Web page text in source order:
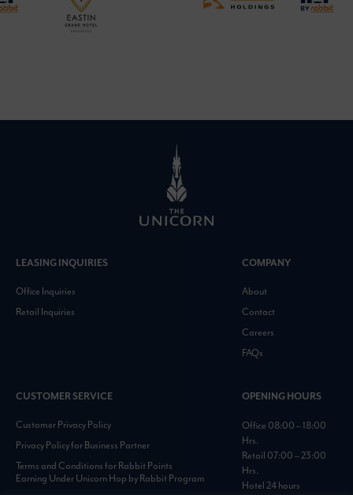
LEASING INQUIRIES
Office Inquiries
Retail Inquiries
COMPANY
About
Contact
Careers
FAQs
CUSTOMER SERVICE
Customer Privacy Policy
Privacy Policy for Business Partner
Terms and Conditions for Rabbit Points
Earning Under Unicorn Hop by Rabbit Program
OPENING HOURS
Office 08:00 – 18:00
Hrs.
Retail 07:00 – 23:00
Hrs.
Hotel 24 hours